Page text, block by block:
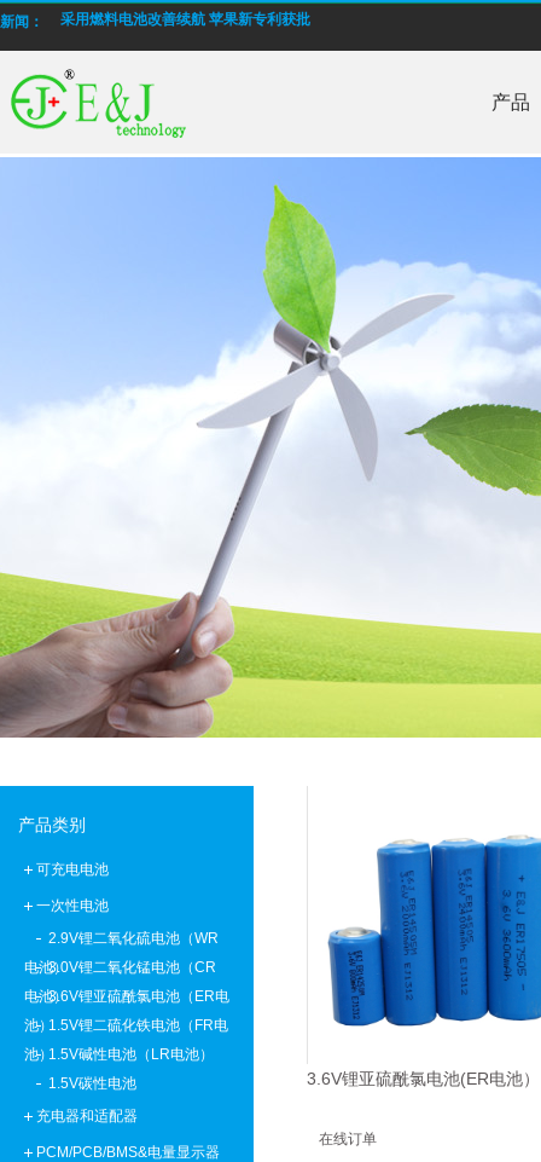
新闻： 采用燃料电池改善续航 苹果新专利获批
E&J 生产低温高倍率锂电池
E＆J 锂聚合物电池电池，型号为EJ606090，4000mAh通过PSE认证
E＆J 12V磷酸铁锂锂离子电池-替换铅酸电池
E＆J生产的快速充电锂电池，支持2-10C充电电流
E&J购买江西省建设新能源产业园
2014年12月我国电池行业出口额同比增长16.67%
采用燃料电池改善续航 苹果新专利获批
E＆J 锂聚合物电池电池，型号为EJ606090，4000mAh通过PSE认证
批量生产低温-40°C锂离子聚合物电池
E＆J 12V磷酸铁锂锂离子电池-替换铅酸电池
E＆J生产的快速充电锂电池，支持2-10C充电电流
E&J购买江西省建设新能源产业园
产品
产品类别
可充电电池
一次性电池
2.9V锂二氧化硫电池（WR
电池）3.0V锂二氧化锰电池（CR
电池）3.6V锂亚硫酰氯电池（ER电
池）1.5V锂二硫化铁电池（FR电
池）1.5V碱性电池（LR电池）
1.5V碳性电池
充电器和适配器
PCM/PCB/BMS&电量显示器
3.6V锂亚硫酰氯电池(ER电池）
在线订单